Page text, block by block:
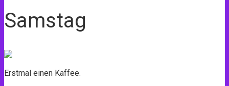
Samstag
Erstmal einen Kaffee.